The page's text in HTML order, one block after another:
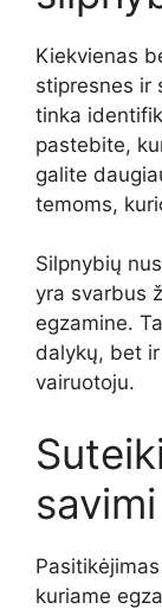
Kiekvienas
stipresnes ir
tinka
pastebite,
galite
temoms,
Silpnybių
yra svarbus
egzamine.
dalykų, bet
vairuotoju.
savimi
kuriame